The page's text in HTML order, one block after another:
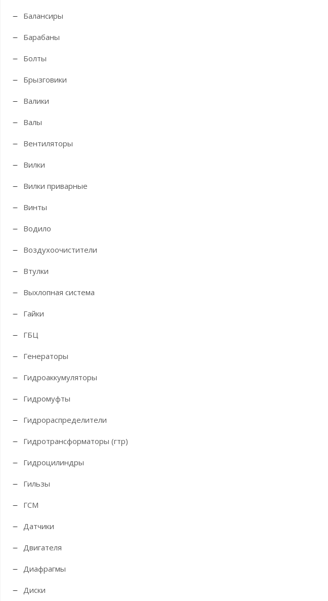
Балансиры
Барабаны
Болты
Брызговики
Валики
Валы
Вентиляторы
Вилки
Вилки приварные
Винты
Водило
Воздухоочистители
Втулки
Выхлопная система
Гайки
ГБЦ
Генераторы
Гидроаккумуляторы
Гидромуфты
Гидрораспределители
Гидротрансформаторы (гтр)
Гидроцилиндры
Гильзы
ГСМ
Датчики
Двигателя
Диафрагмы
Диски